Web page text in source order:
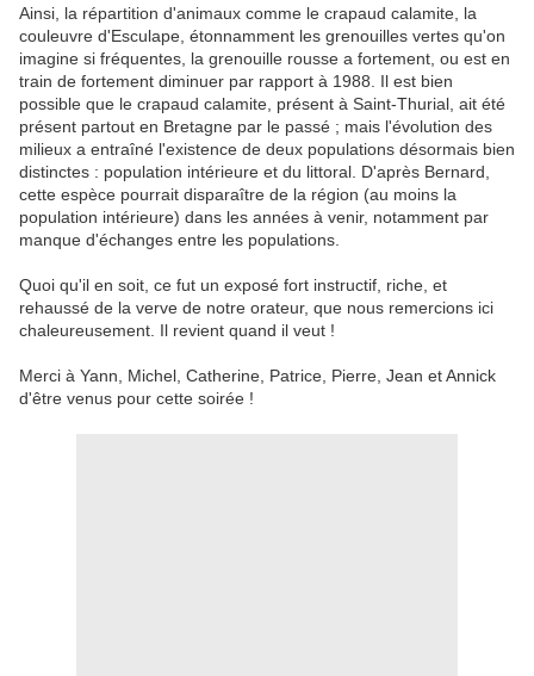
Ainsi, la répartition d'animaux comme le crapaud calamite, la
couleuvre d'Esculape, étonnamment les grenouilles vertes qu'on
imagine si fréquentes, la grenouille rousse a fortement, ou est en
train de fortement diminuer par rapport à 1988. Il est bien
possible que le crapaud calamite, présent à Saint-Thurial, ait été
présent partout en Bretagne par le passé ; mais l'évolution des
milieux a entraîné l'existence de deux populations désormais bien
distinctes : population intérieure et du littoral. D'après Bernard,
cette espèce pourrait disparaître de la région (au moins la
population intérieure) dans les années à venir, notamment par
manque d'échanges entre les populations.
Quoi qu'il en soit, ce fut un exposé fort instructif, riche, et
rehaussé de la verve de notre orateur, que nous remercions ici
chaleureusement. Il revient quand il veut !
Merci à Yann, Michel, Catherine, Patrice, Pierre, Jean et Annick
d'être venus pour cette soirée !